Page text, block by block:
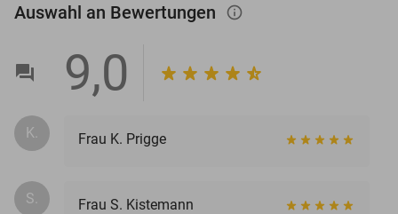
Auswahl an Bewertungen info_outlined
9,0
K. Frau K. Prigge
S.
Frau S. Kistemann